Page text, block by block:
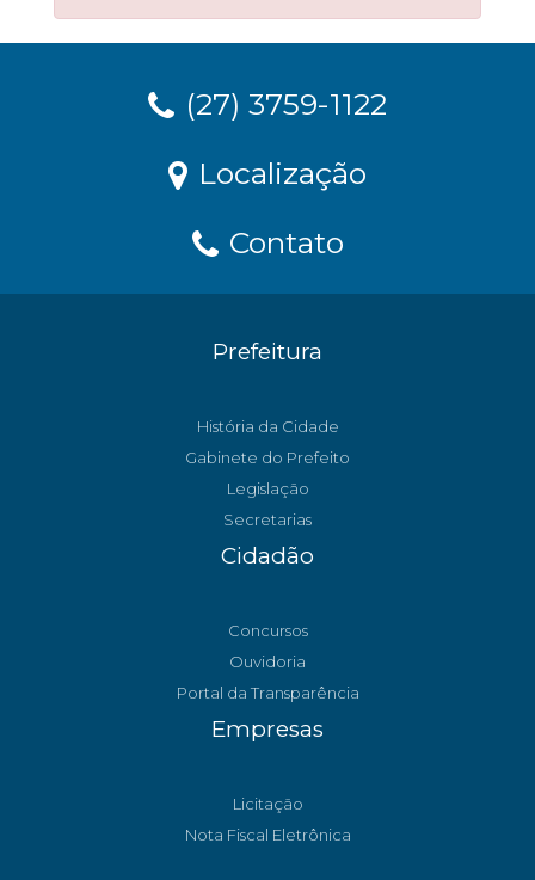
(27) 3759-1122
Localização
Contato
Prefeitura
História da Cidade
Gabinete do Prefeito
Legislação
Secretarias
Cidadão
Concursos
Ouvidoria
Portal da Transparência
Empresas
Licitação
Nota Fiscal Eletrônica